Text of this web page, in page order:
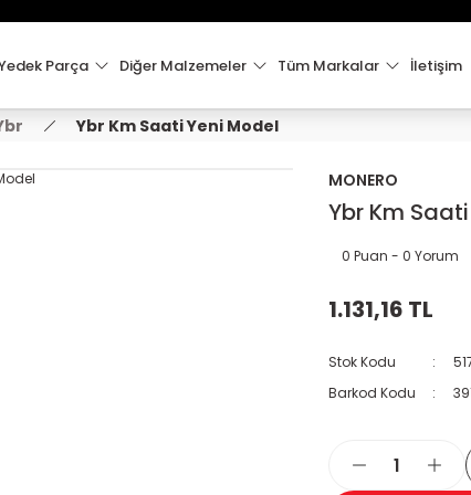
2000 TL VE ÜZERİ KARGO ÜCRETSİZ !
Parça Diğer Malzemeler Tüm Markalar İletişim
Ybr Km Saati Yeni Model
MONERO
Ybr Km
0 Puan - 0 Yorum
1.131,16 TL
Stok Kodu
Barkod Kodu